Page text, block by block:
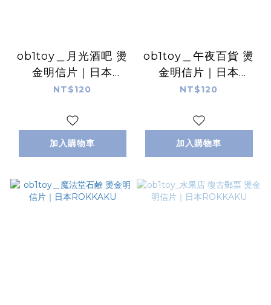
ob1toy＿月光酒吧 燙
金明信片｜日本
ROKKAKU
NT$120
加入購物車
ob1toy＿午夜百貨 燙
金明信片｜日本
ROKKAKU
NT$120
加入購物車